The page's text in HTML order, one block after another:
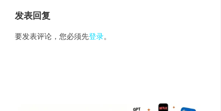
发表回复
要发表评论，您必须先登录。